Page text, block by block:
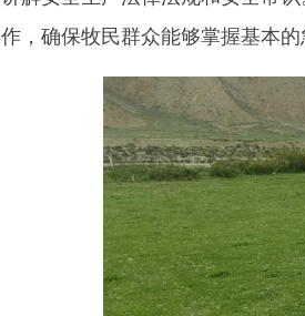
次安全生产月系列活动的开展，有效
好氛围。下一步，县应急管理局将持
全隐患排查治理，以高水平安全为县